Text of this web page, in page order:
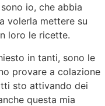
io, che abbia
volerla mettere su
loro le ricette.
in tanti, sono le
provare a colazione
sto attivando dei
questa mia